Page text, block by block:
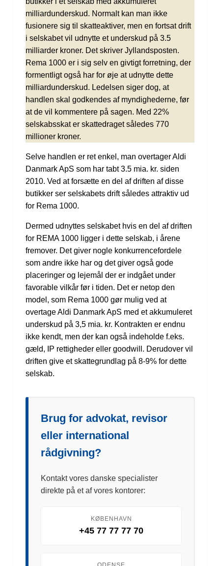
milliardunderskud. Normalt kan man ikke
fusionere sig til skatteaktiver, men en fortsat drift
i selskabet vil udnytte et underskud på 3.5
milliarder kroner. Det skriver Jyllandsposten.
Rema 1000 er i sig selv en givtigt forretning, der
formentligt også har for øje at udnytte dette
milliardunderskud. Ledelsen siger dog, at
handlen skal godkendes af myndighederne, før
at de vil kommentere på sagen. Med 22%
selskabsskat er skattedraget således 770
millioner kroner.
Selve handlen er ret enkel, man overtager Aldi
Danmark ApS som har tabt 3.5 mia. kr. siden
2010. Ved at forsætte en del af driften af disse
butikker ser selskabets drift således attraktiv ud
for Rema 1000.
Dermed udnyttes selskabet hvis en del af driften
for REMA 1000 ligger i dette selskab, i årene
fremover. Det giver nogle konkurrencefordele
som andre ikke har og det giver også gode
placeringer og lejemål der er indgået under
favorable vilkår før i tiden. Det er netop den
model, som Rema 1000 gør mulig ved at
overtage Aldi Danmark ApS med et akkumuleret
underskud på 3,5 mia. kr. Kontrakten er endnu
ikke kendt, men der kan også indeholde f.eks.
gæld, IP rettigheder eller goodwill. Derudover vil
driften give et skattegrundlag på 8-9% for dette
selskab.
Brug for advokat, revisor
eller international
rådgivning?
Kontakt vores danske specialister
direkte på et af vores kontorer:
KØBENHAVN
+45 77 77 77 70